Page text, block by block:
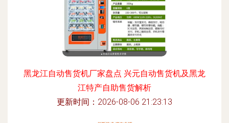
黑龙江自动售货机厂家盘点 兴元自动售货机及黑龙
江特产自助售货解析
更新时间：2026-08-06 21:23:13